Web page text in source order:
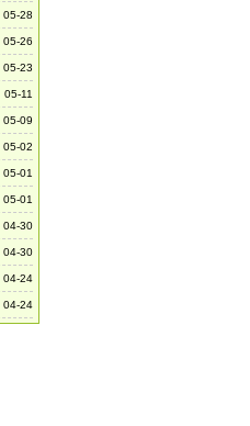
05-28
05-26
05-23
05-11
05-09
05-02
05-01
05-01
04-30
04-30
04-24
04-24